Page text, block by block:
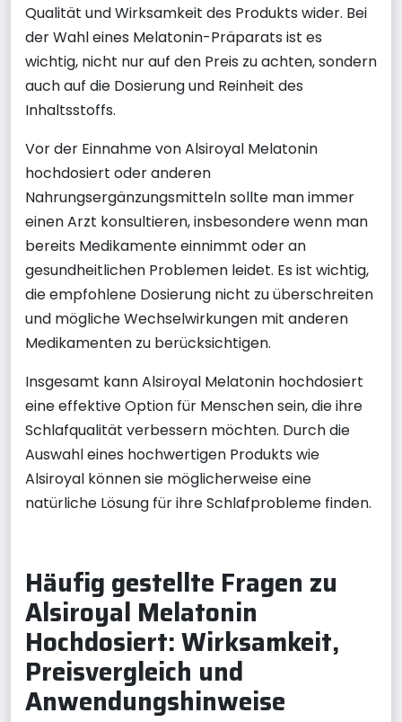
Qualität und Wirksamkeit des Produkts wider. Bei
der Wahl eines Melatonin-Präparats ist es
wichtig, nicht nur auf den Preis zu achten, sondern
auch auf die Dosierung und Reinheit des
Inhaltsstoffs.
Vor der Einnahme von Alsiroyal Melatonin
hochdosiert oder anderen
Nahrungsergänzungsmitteln sollte man immer
einen Arzt konsultieren, insbesondere wenn man
bereits Medikamente einnimmt oder an
gesundheitlichen Problemen leidet. Es ist wichtig,
die empfohlene Dosierung nicht zu überschreiten
und mögliche Wechselwirkungen mit anderen
Medikamenten zu berücksichtigen.
Insgesamt kann Alsiroyal Melatonin hochdosiert
eine effektive Option für Menschen sein, die ihre
Schlafqualität verbessern möchten. Durch die
Auswahl eines hochwertigen Produkts wie
Alsiroyal können sie möglicherweise eine
natürliche Lösung für ihre Schlafprobleme finden.
Häufig gestellte Fragen zu
Alsiroyal Melatonin
Hochdosiert: Wirksamkeit,
Preisvergleich und
Anwendungshinweise